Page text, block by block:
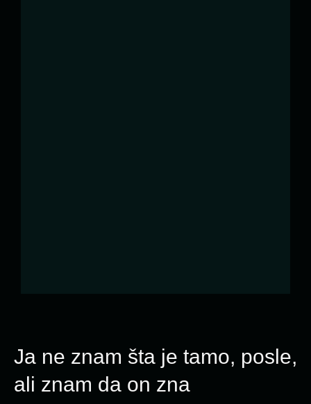
Ja ne znam šta je tamo, posle,
ali znam da on zna